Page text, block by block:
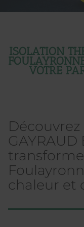
ISOLATION
VOTRE
GAYRAUD
chaleur et